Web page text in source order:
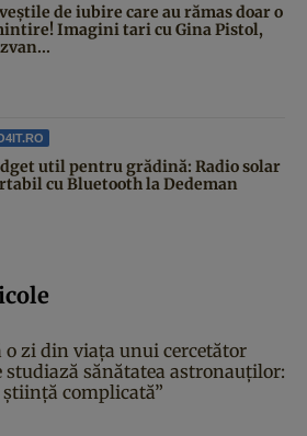
de iubire care au rămas doar o
Imagini tari cu Gina Pistol,
util pentru grădină: Radio solar
cu Bluetooth la Dedeman
o zi din viața unui cercetător
studiază sănătatea astronauților:
știință complicată”